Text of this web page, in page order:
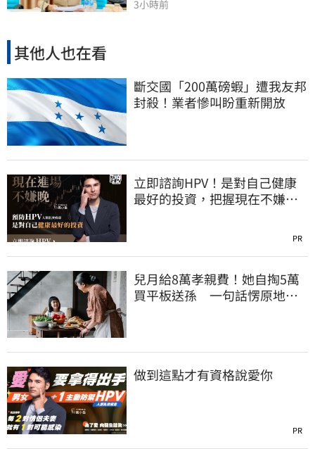
3小時前
其他人也在看
斷交國「200萬磅蝦」遭我友邦
封殺！業者慘叫盼重新開放
立即諮詢HPV！是對自己健康
最好的投資，把握現在不嫌
PR
兒月給8萬孝親費！她自掏5萬
買平板送孫 一句話愣原地
做到這點才有資格說愛你
PR